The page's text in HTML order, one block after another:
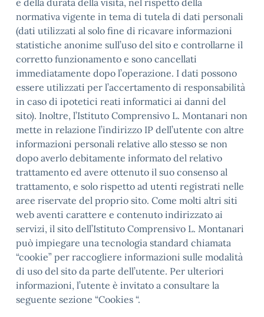
e della durata della visita, nel rispetto della
normativa vigente in tema di tutela di dati personali
(dati utilizzati al solo fine di ricavare informazioni
statistiche anonime sull’uso del sito e controllarne il
corretto funzionamento e sono cancellati
immediatamente dopo l’operazione. I dati possono
essere utilizzati per l’accertamento di responsabilità
in caso di ipotetici reati informatici ai danni del
sito). Inoltre, l’Istituto Comprensivo L. Montanari non
mette in relazione l’indirizzo IP dell’utente con altre
informazioni personali relative allo stesso se non
dopo averlo debitamente informato del relativo
trattamento ed avere ottenuto il suo consenso al
trattamento, e solo rispetto ad utenti registrati nelle
aree riservate del proprio sito. Come molti altri siti
web aventi carattere e contenuto indirizzato ai
servizi, il sito dell’Istituto Comprensivo L. Montanari
può impiegare una tecnologia standard chiamata
“cookie” per raccogliere informazioni sulle modalità
di uso del sito da parte dell’utente. Per ulteriori
informazioni, l’utente è invitato a consultare la
seguente sezione “Cookies “.